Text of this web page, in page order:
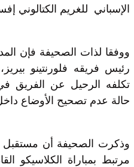
الإسباني للغريم الكتالوني
ووفقا لذات الصحيفة فإن
رئيس فريقه فلورنتينو
تكلفه الرحيل عن الفريق في
حالة عدم تصحيح الأوضاع
وذكرت الصحيفة أن مستقبل
مرتبط بمباراة الكلاسيكو